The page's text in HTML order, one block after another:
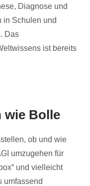
Diagnose und
in Schulen und
Das
ist bereits
wie Bolle
ob und wie
umzugehen für
und vielleicht
umfassend